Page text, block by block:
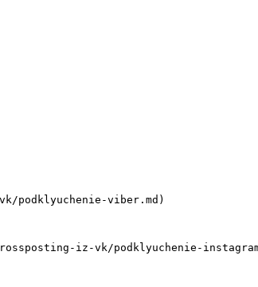
podklyuchenie-viber.md)
iz-vk/podklyuchenie-